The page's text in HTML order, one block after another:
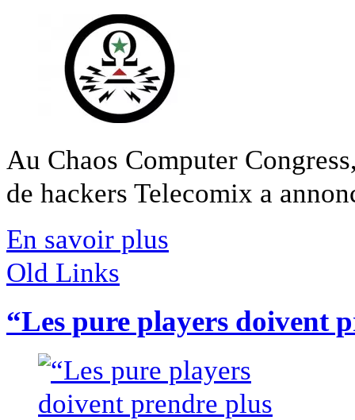
Au Chaos Computer
de hackers Telecomix a
En savoir plus
Old Links
“Les pure players doivent